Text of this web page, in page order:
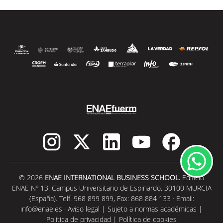
SEGUIR LEYENDO
© 2026 ENAE INTERNATIONAL BUSINESS SCHOOL. Edificio
ENAE Nº 13. Campus Universitario de Espinardo. 30100 MURCIA
(España). Telf. 968 899 899, Fax: 868 884 133 · Email:
info@enae.es · Aviso legal | Sujeto a normas académicas |
Política de privacidad | Política de cookies